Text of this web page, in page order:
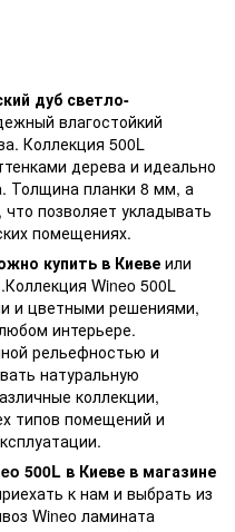
дуб светло-
влагостойкий
Коллекция 500L
дерева и идеально
Толщина планки 8 мм, а
что позволяет укладывать
помещениях.
купить в Киеве или
Wineo 500L
и цветными решениями,
интерьере.
рельефностью и
натуральную
коллекции,
типов помещений и
500L в Киеве в магазине
к нам и выбрать из
Wineo ламината